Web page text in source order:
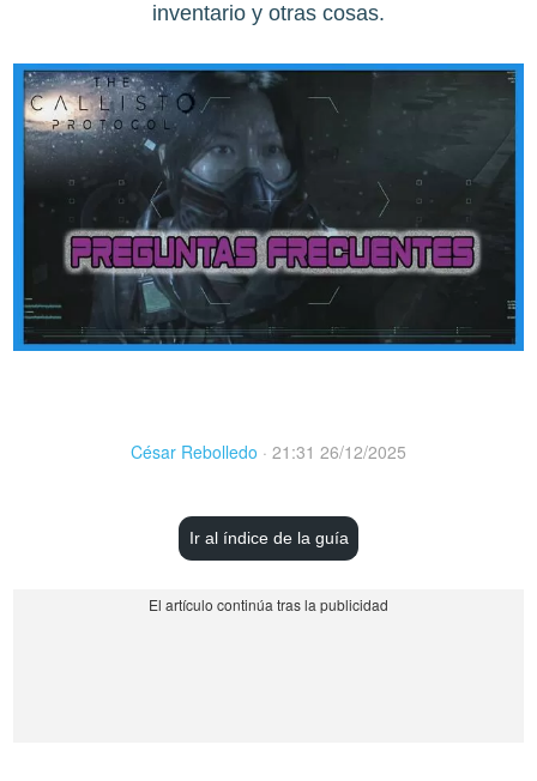
inventario y otras cosas.
César Rebolledo · 21:31 26/12/2025
Ir al índice de la guía